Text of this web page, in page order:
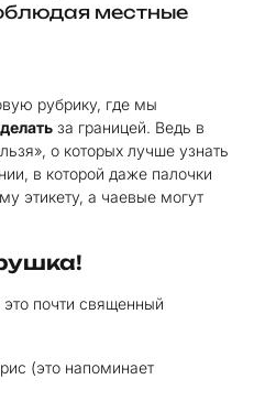
местные
рубрику, где мы
за границей. Ведь в
о которых лучше узнать
в которой даже палочки
этикету, а чаевые могут
почти священный
(это напоминает